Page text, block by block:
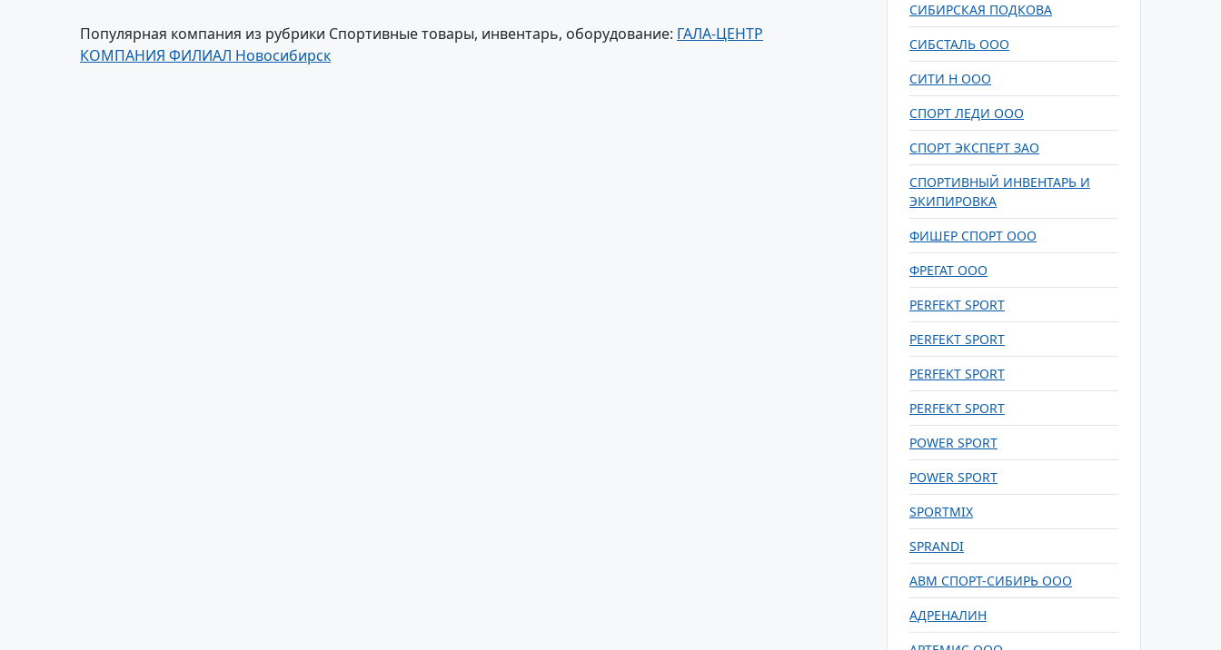
Популярная компания из рубрики Спортивные товары, инвентарь, оборудование: ГАЛА-ЦЕНТР
КОМПАНИЯ ФИЛИАЛ Новосибирск
СИБИРСКАЯ ПОДКОВА
СИБСТАЛЬ ООО
СИТИ Н ООО
СПОРТ ЛЕДИ ООО
СПОРТ ЭКСПЕРТ ЗАО
СПОРТИВНЫЙ ИНВЕНТАРЬ И
ЭКИПИРОВКА
ФИШЕР СПОРТ ООО
ФРЕГАТ ООО
PERFEKT SPORT
PERFEKT SPORT
PERFEKT SPORT
PERFEKT SPORT
POWER SPORT
POWER SPORT
SPORTMIX
SPRANDI
АВМ СПОРТ-СИБИРЬ ООО
АДРЕНАЛИН